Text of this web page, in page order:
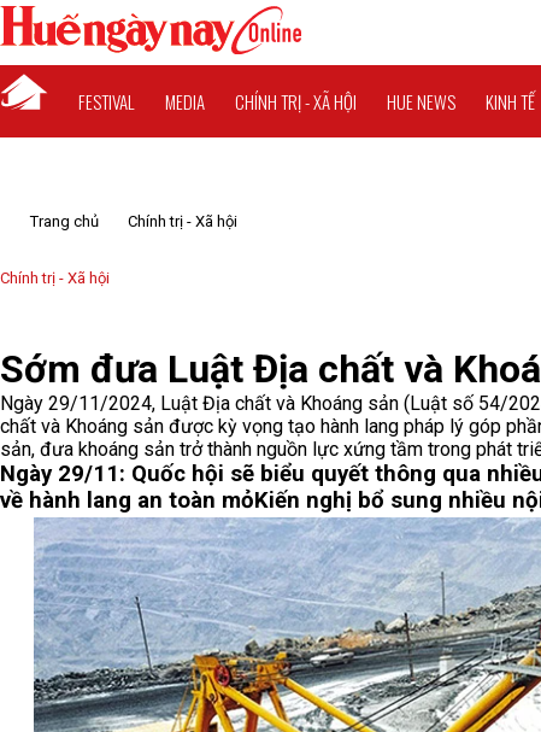
FESTIVAL MEDIA CHÍNH TRỊ - XÃ HỘI HUE NEWS KINH TẾ
Trang chủ Chính trị - Xã hội
Chính trị - Xã hội
Sớm đưa Luật Địa chất và
Ngày 29/11/2024, Luật Địa chất và Khoáng sản (Luật số 54/
chất và Khoáng sản được kỳ vọng tạo hành lang pháp lý góp
sản, đưa khoáng sản trở thành nguồn lực xứng tầm trong phát
Ngày 29/11: Quốc hội sẽ biểu quyết thông qua
về hành lang an toàn mỏKiến nghị bổ sung nhiều